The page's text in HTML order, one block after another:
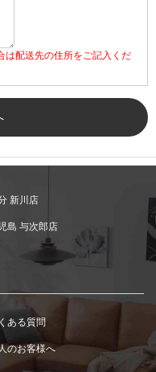
は配送先の住所をご記入くだ
新川店
島 与次郎店
ある質問
のお客様へ